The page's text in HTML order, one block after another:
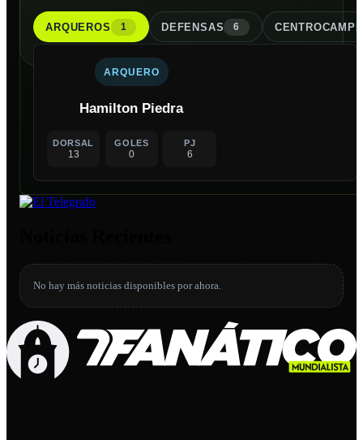
ARQUEROS 1 DEFENSAS 6
ARQUERO
Hamilton Piedra
DORSAL
13
GOLES
0
PJ
6
No hay más noticias disponibles por ahora.